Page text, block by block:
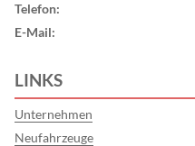
Telefon:
E-Mail:
LINKS
Unternehmen
Neufahrzeuge